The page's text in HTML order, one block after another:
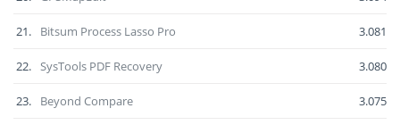
21. Bitsum Process Lasso Pro 3.081
22. SysTools PDF Recovery 3.080
23. Beyond Compare 3.075